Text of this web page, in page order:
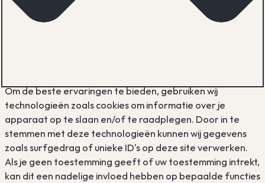
Om de beste ervaringen te bieden, gebruiken wij
technologieën zoals cookies om informatie over je
apparaat op te slaan en/of te raadplegen. Door in te
stemmen met deze technologieën kunnen wij gegevens
zoals surfgedrag of unieke ID's op deze site verwerken.
Als je geen toestemming geeft of uw toestemming intrekt,
kan dit een nadelige invloed hebben op bepaalde functies